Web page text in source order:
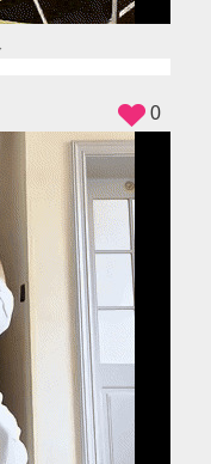
0